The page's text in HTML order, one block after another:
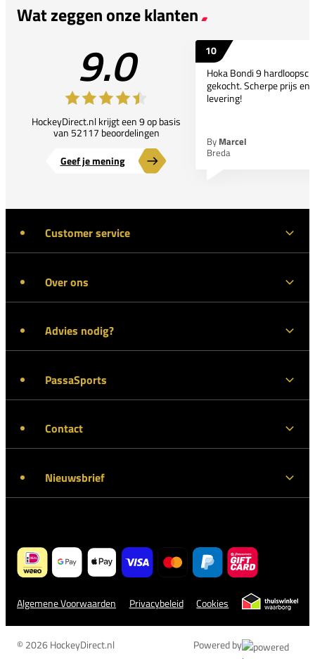
Wat zeggen onze klanten
9.0
HockeyDirect.nl krijgt een 9 op basis
van 52117 beoordelingen
Geef je mening
10
Hoka Bondi 9
gekocht. Scherpe prijs en
levering!
By Marcel
Breda
Customer service
Over ons
Advies nodig?
PassaSports
Contact
Nieuwsbrief
Algemene Voorwaarden Privacybeleid Cookies
© 2026 HockeyDirect.nl Powered by